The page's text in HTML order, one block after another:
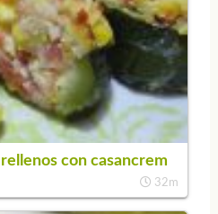
con casancrem
32m